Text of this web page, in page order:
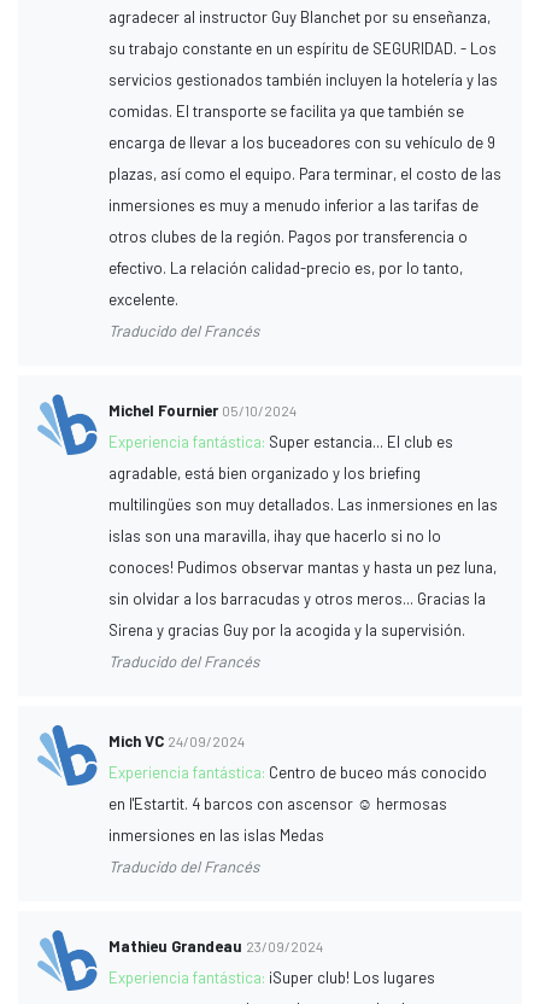
agradecer al instructor Guy Blanchet por su enseñanza,
su trabajo constante en un espíritu de SEGURIDAD. - Los
servicios gestionados también incluyen la hotelería y las
comidas. El transporte se facilita ya que también se
encarga de llevar a los buceadores con su vehículo de 9
plazas, así como el equipo. Para terminar, el costo de las
inmersiones es muy a menudo inferior a las tarifas de
otros clubes de la región. Pagos por transferencia o
efectivo. La relación calidad-precio es, por lo tanto,
excelente.
Traducido del Francés
Michel Fournier 05/10/2024
Experiencia fantástica: Super estancia... El club es
agradable, está bien organizado y los briefing
multilingües son muy detallados. Las inmersiones en las
islas son una maravilla, ¡hay que hacerlo si no lo
conoces! Pudimos observar mantas y hasta un pez luna,
sin olvidar a los barracudas y otros meros... Gracias la
Sirena y gracias Guy por la acogida y la supervisión.
Traducido del Francés
Mich VC 24/09/2024
Experiencia fantástica: Centro de buceo más conocido
en l'Estartit. 4 barcos con ascensor ☺️ hermosas
inmersiones en las islas Medas
Traducido del Francés
Mathieu Grandeau 23/09/2024
Experiencia fantástica: ¡Super club! Los lugares